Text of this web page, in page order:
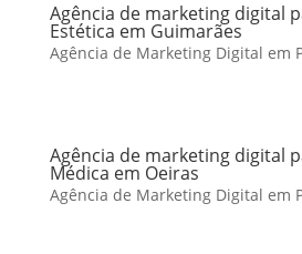
Agência de marketing digital
Estética em Guimarães
Agência de Marketing Digital em
Agência de marketing digital
Médica em Oeiras
Agência de Marketing Digital em